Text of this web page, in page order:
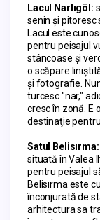
Lacul Narlıgöl:
senin și pitoresc
Lacul este
pentru peisajul
stâncoase şi
o scăpare
şi fotografie.
turcesc "nar,"
cresc în zonă. E
destinaţie
Satul Belisırma:
situată în Valea
pentru peisajul
Belisırma este
înconjurată de
arhitectura sa